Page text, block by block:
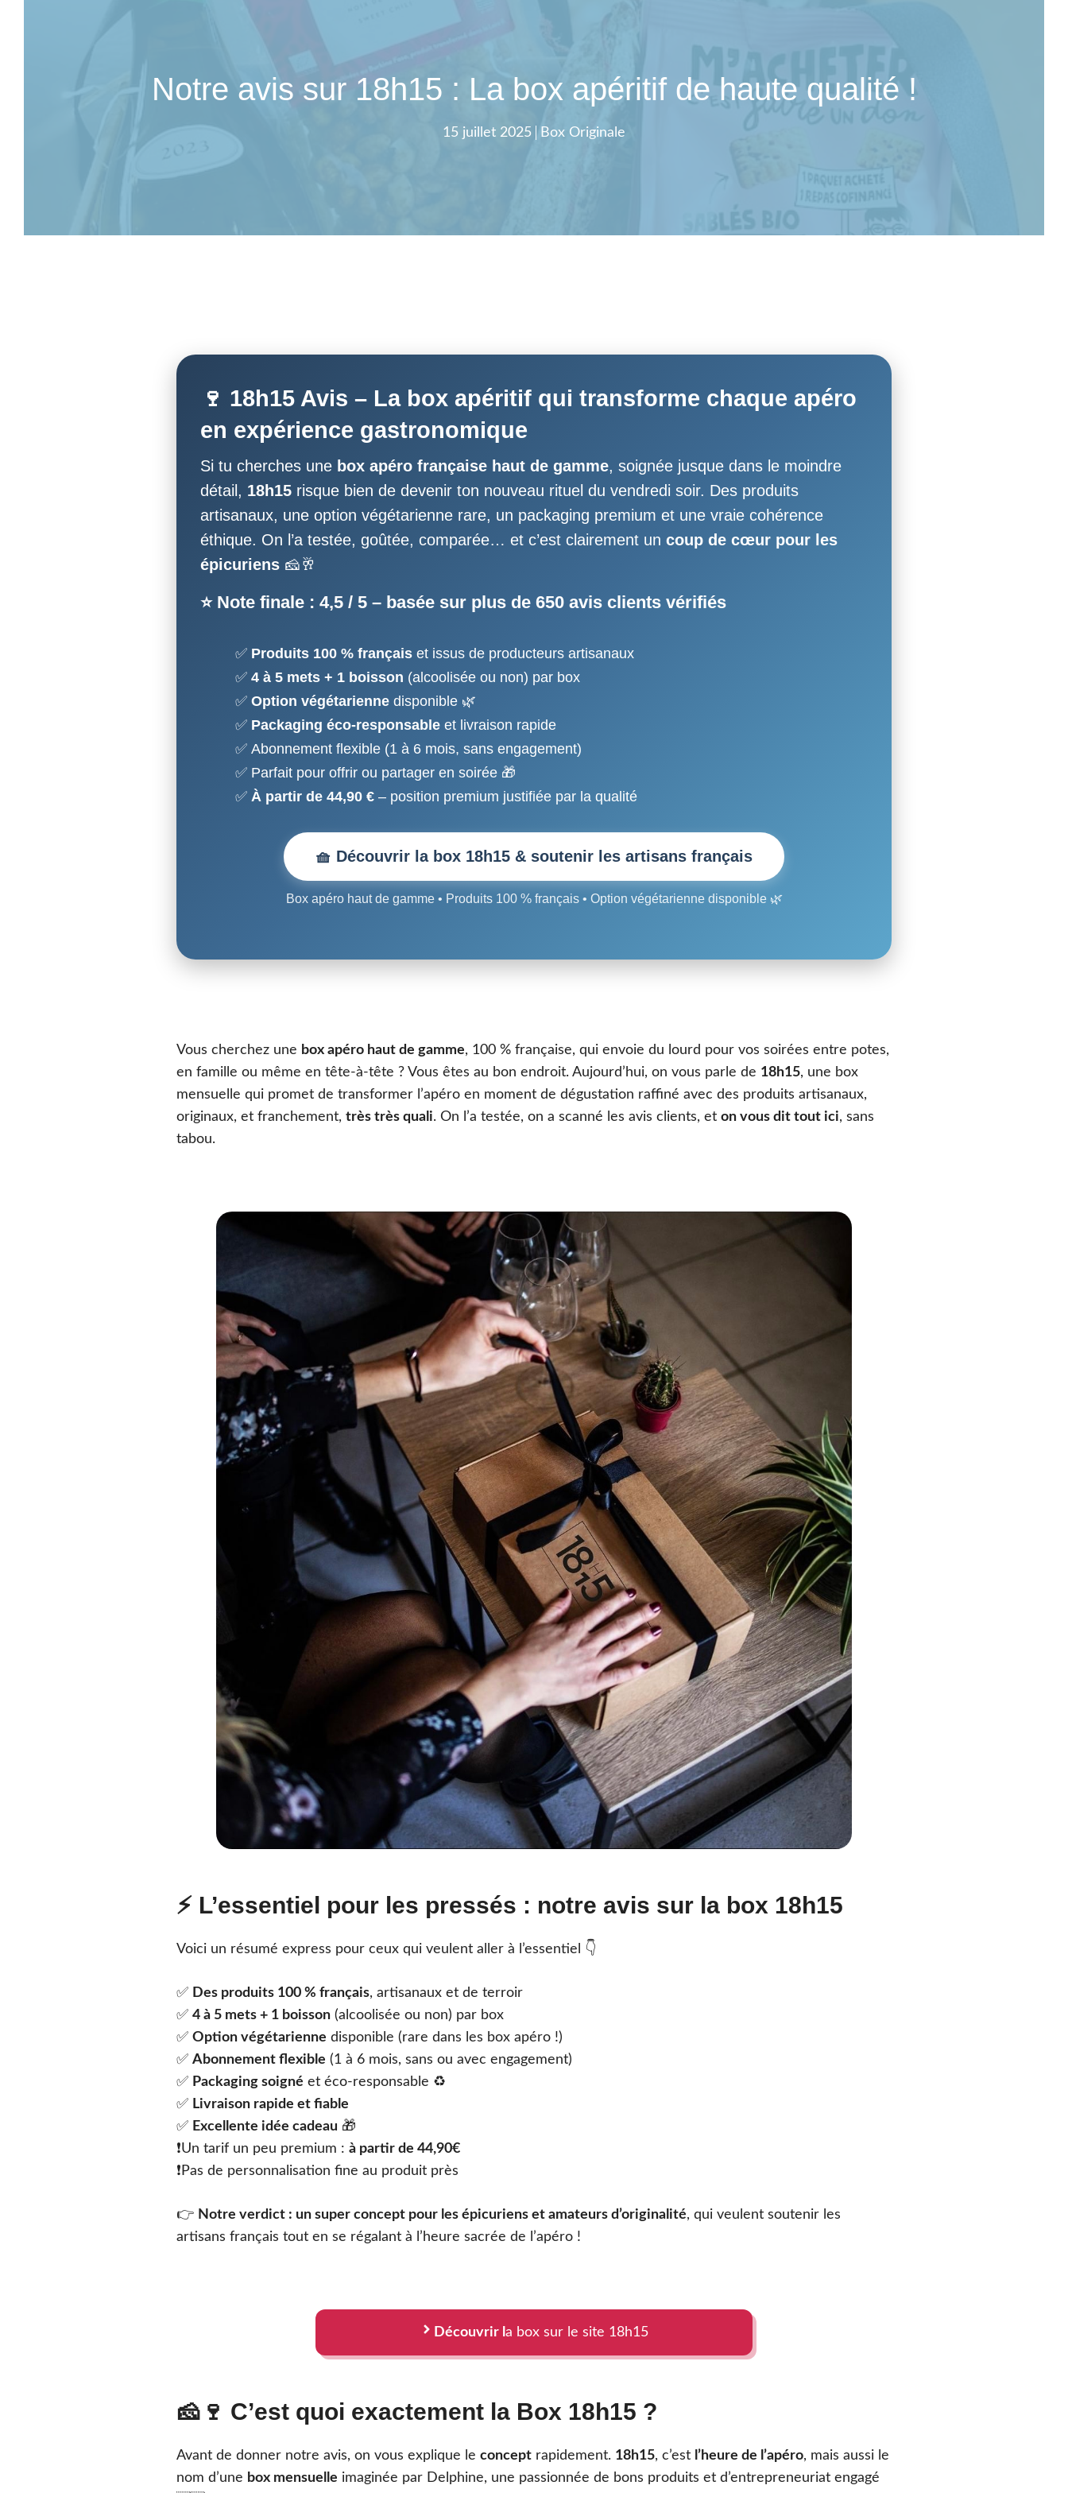
Notre avis sur 18h15 : La box apéritif de haute qualité !
15 juillet 2025 Box Originale
🍷 18h15 Avis – La box apéritif qui transforme chaque apéro
en expérience gastronomique
Si tu cherches une box apéro française haut de gamme, soignée jusque dans le moindre
détail, 18h15 risque bien de devenir ton nouveau rituel du vendredi soir. Des produits
artisanaux, une option végétarienne rare, un packaging premium et une vraie cohérence
éthique. On l’a testée, goûtée, comparée… et c’est clairement un coup de cœur pour les
épicuriens 🧀🥂
⭐ Note finale : 4,5 / 5 – basée sur plus de 650 avis clients vérifiés
Produits 100 % français et issus de producteurs artisanaux
4 à 5 mets + 1 boisson (alcoolisée ou non) par box
Option végétarienne disponible 🌿
Packaging éco-responsable et livraison rapide
Abonnement flexible (1 à 6 mois, sans engagement)
Parfait pour offrir ou partager en soirée 🎁
À partir de 44,90 € – position premium justifiée par la qualité
🧺 Découvrir la box 18h15 & soutenir les artisans français
Box apéro haut de gamme • Produits 100 % français • Option végétarienne disponible 🌿
Vous cherchez une box apéro haut de gamme, 100 % française, qui envoie du lourd pour vos soirées entre potes,
en famille ou même en tête-à-tête ? Vous êtes au bon endroit. Aujourd’hui, on vous parle de 18h15, une box
mensuelle qui promet de transformer l’apéro en moment de dégustation raffiné avec des produits artisanaux,
originaux, et franchement, très très quali. On l’a testée, on a scanné les avis clients, et on vous dit tout ici, sans
tabou.
⚡ L’essentiel pour les pressés : notre avis sur la box 18h15
Voici un résumé express pour ceux qui veulent aller à l’essentiel 👇
✅ Des produits 100 % français, artisanaux et de terroir
✅ 4 à 5 mets + 1 boisson (alcoolisée ou non) par box
✅ Option végétarienne disponible (rare dans les box apéro !)
✅ Abonnement flexible (1 à 6 mois, sans ou avec engagement)
✅ Packaging soigné et éco-responsable ♻️
✅ Livraison rapide et fiable
✅ Excellente idée cadeau 🎁
❗️Un tarif un peu premium : à partir de 44,90€
❗️Pas de personnalisation fine au produit près
👉 Notre verdict : un super concept pour les épicuriens et amateurs d’originalité, qui veulent soutenir les
artisans français tout en se régalant à l’heure sacrée de l’apéro !
Découvrir l a box sur le site 18h15
🧀🍷 C’est quoi exactement la Box 18h15 ?
Avant de donner notre avis, on vous explique le concept rapidement. 18h15, c’est l’heure de l’apéro, mais aussi le
nom d’une box mensuelle imaginée par Delphine, une passionnée de bons produits et d’entrepreneuriat engagé